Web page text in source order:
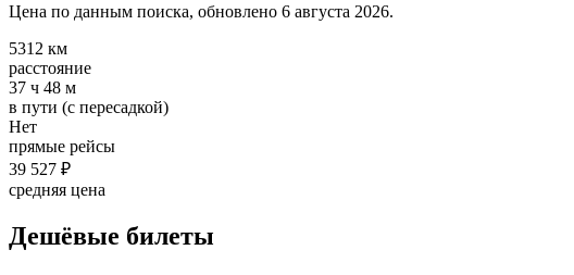
Цена по данным поиска, обновлено 6 августа 2026.
5312 км
расстояние
37 ч 48 м
в пути (с пересадкой)
Нет
прямые рейсы
39 527 ₽
средняя цена
Дешёвые билеты